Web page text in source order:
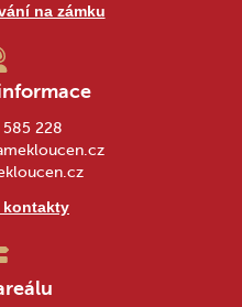
na zámku
228
kontakty